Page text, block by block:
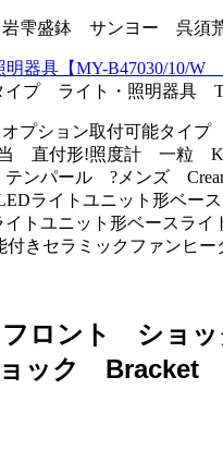
岩雫盛鉢 サンヨー 呉須
具【MY-B47030/10/
イプ ライト・照明器具
オプション取付可能タ
当 直付形!照度計 一
ンパール ?メンズ
ライトユニット形ベー
トユニット形ベースライ
きセラミックファンヒー
ロント ショ
ック Bracket